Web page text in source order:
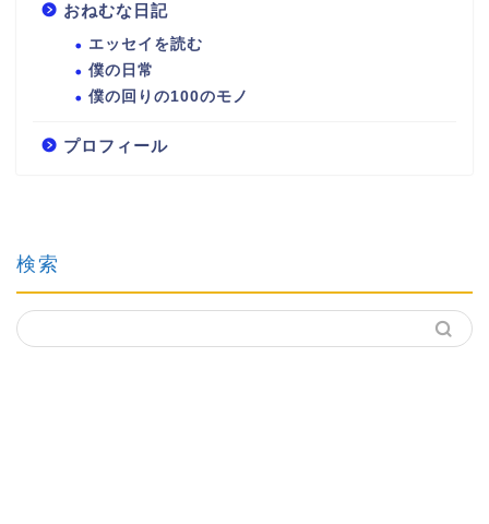
おねむな日記
エッセイを読む
僕の日常
僕の回りの100のモノ
プロフィール
検索